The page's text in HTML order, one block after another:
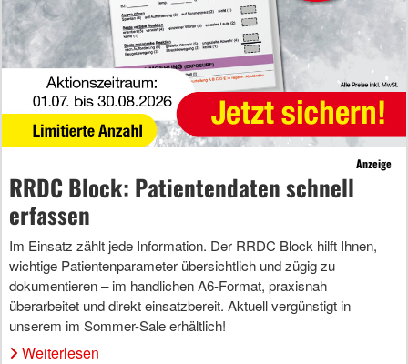
Anzeige
RRDC Block: Patientendaten schnell
erfassen
Im Einsatz zählt jede Information. Der RRDC Block hilft Ihnen,
wichtige Patientenparameter übersichtlich und zügig zu
dokumentieren – im handlichen A6-Format, praxisnah
überarbeitet und direkt einsatzbereit. Aktuell vergünstigt in
unserem im Sommer-Sale erhältlich!
Weiterlesen